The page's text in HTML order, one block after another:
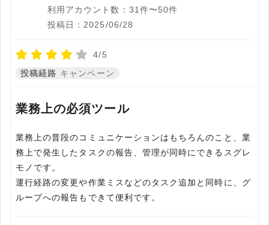
利用アカウント数：31件〜50件
投稿日：2025/06/28
4/5
投稿経路 キャンペーン
業務上の必須ツール
業務上の普段のコミュニケーションはもちろんのこと、業
務上で発生したタスクの報告、管理が同時にできるスグレ
モノです。
運行経路の変更や作業ミスなどのタスク追加と同時に、グ
ループへの報告もできて便利です。